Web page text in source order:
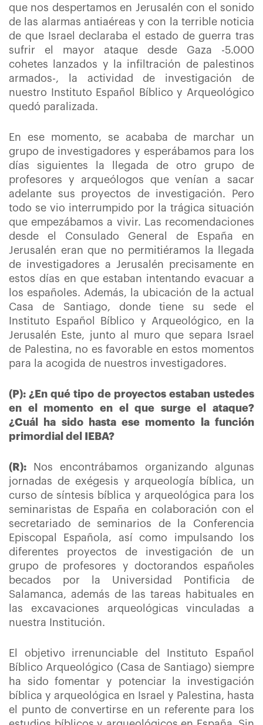
que nos despertamos en Jerusalén con el sonido
de las alarmas antiaéreas y con la terrible noticia
de que Israel declaraba el estado de guerra tras
sufrir el mayor ataque desde Gaza -5.000
cohetes lanzados y la infiltración de palestinos
armados-, la actividad de investigación de
nuestro Instituto Español Bíblico y Arqueológico
quedó paralizada.
En ese momento, se acababa de marchar un
grupo de investigadores y esperábamos para los
días siguientes la llegada de otro grupo de
profesores y arqueólogos que venían a sacar
adelante sus proyectos de investigación. Pero
todo se vio interrumpido por la trágica situación
que empezábamos a vivir. Las recomendaciones
desde el Consulado General de España en
Jerusalén eran que no permitiéramos la llegada
de investigadores a Jerusalén precisamente en
estos días en que estaban intentando evacuar a
los españoles. Además, la ubicación de la actual
Casa de Santiago, donde tiene su sede el
Instituto Español Bíblico y Arqueológico, en la
Jerusalén Este, junto al muro que separa Israel
de Palestina, no es favorable en estos momentos
para la acogida de nuestros investigadores.
(P): ¿En qué tipo de proyectos estaban ustedes
en el momento en el que surge el ataque?
¿Cuál ha sido hasta ese momento la función
primordial del IEBA?
(R): Nos encontrábamos organizando algunas
jornadas de exégesis y arqueología bíblica, un
curso de síntesis bíblica y arqueológica para los
seminaristas de España en colaboración con el
secretariado de seminarios de la Conferencia
Episcopal Española, así como impulsando los
diferentes proyectos de investigación de un
grupo de profesores y doctorandos españoles
becados por la Universidad Pontificia de
Salamanca, además de las tareas habituales en
las excavaciones arqueológicas vinculadas a
nuestra Institución.
El objetivo irrenunciable del Instituto Español
Bíblico Arqueológico (Casa de Santiago) siempre
ha sido fomentar y potenciar la investigación
bíblica y arqueológica en Israel y Palestina, hasta
el punto de convertirse en un referente para los